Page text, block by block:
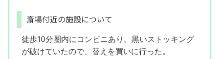
斎場付近の施設について
徒歩10分圏内にコンビニあり。黒いストッキング
が破けていたので、替えを買いに行った。